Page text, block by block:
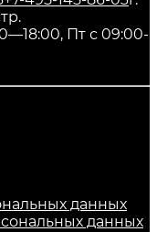
Пт с 09:00-
данных
данных